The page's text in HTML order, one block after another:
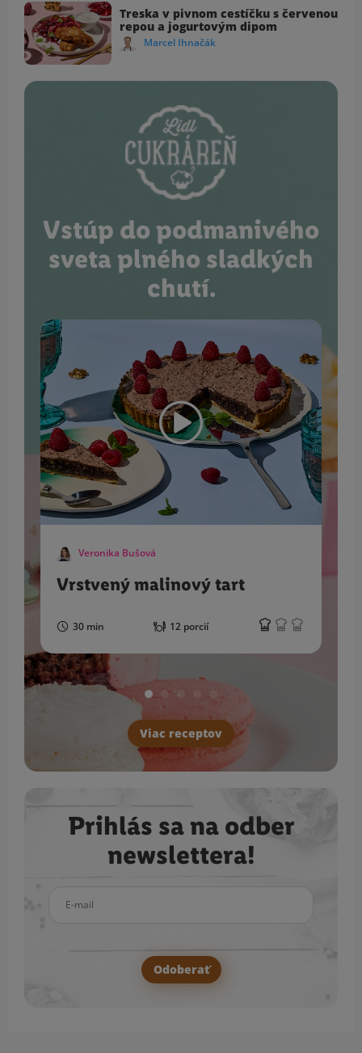
Treska v pivnom cestíčku s červenou
repou a jogurtovým dipom
Marcel Ihnačák
Vstúp do podmanivého
sveta plného sladkých
chutí.
Veronika Bušová
Vrstvený malinový tart
30 min 12 porcií
Viac receptov
Prihlás sa na odber
newslettera!
Odoberať